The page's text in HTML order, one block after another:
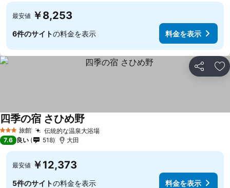
最安値 ￥8,253
6件のサイトの料金を表示 料金を表示
シェア お
3 ホテルのランク
旅館 伝統的な温泉大浴場
四季の宿 さひめ野
7.6 良い 518 大田
最安値 ￥12,373
5件のサイトの料金を表示 料金を表示